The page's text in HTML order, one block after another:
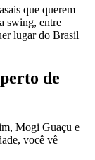
que querem
swing, entre
lugar do Brasil
de
Mogi Guaçu e
você vê